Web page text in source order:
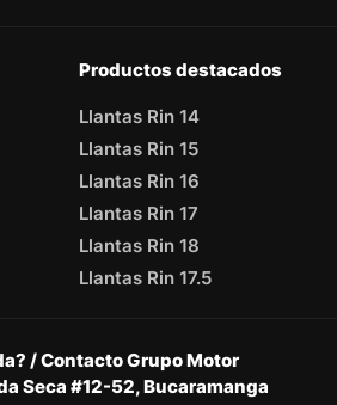
Productos destacados
Llantas Rin 14
Llantas Rin 15
Llantas Rin 16
Llantas Rin 17
Llantas Rin 18
Llantas Rin 17.5
/ Contacto Grupo Motor
Seca #12-52, Bucaramanga